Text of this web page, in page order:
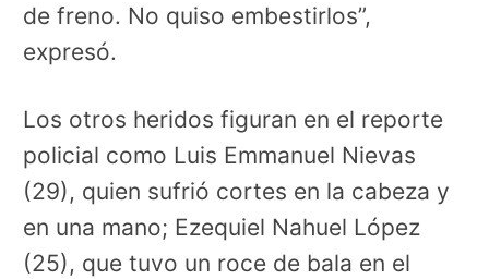
de freno. No quiso embestirlos”,
expresó.
Los otros heridos figuran en el reporte
policial como Luis Emmanuel Nievas
(29), quien sufrió cortes en la cabeza y
en una mano; Ezequiel Nahuel López
(25), que tuvo un roce de bala en el